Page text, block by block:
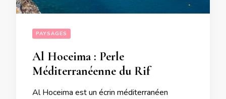
PAYSAGES
Al Hoceima : Perle
Méditerranéenne du Rif
Al Hoceima est un écrin méditerranéen